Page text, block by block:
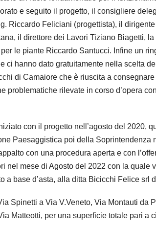
e seguito il progetto, il consigliere
Riccardo Feliciani (progettista), il
il direttore dei Lavori Tiziano Biagetti,
le piante Riccardo Santucci. Infine un
hanno dato gratuitamente nella scelta
di Camaiore che è riuscita a
problematiche rilevate in corso d’opera
con il progetto nell’agosto del 2020,
Paesaggistica poi della Soprintendenza
con una procedura aperta e con
nel mese di Agosto del 2022 con la quale
a base d’asta, alla ditta Bicicchi Felice srl
Spinetti a Via V.Veneto, Via Montauti da
Matteotti, per una superficie totale pari a